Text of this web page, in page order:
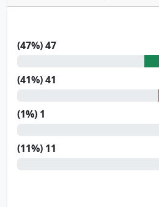
47 (47%)
41 (41%)
1 (1%)
11 (11%)